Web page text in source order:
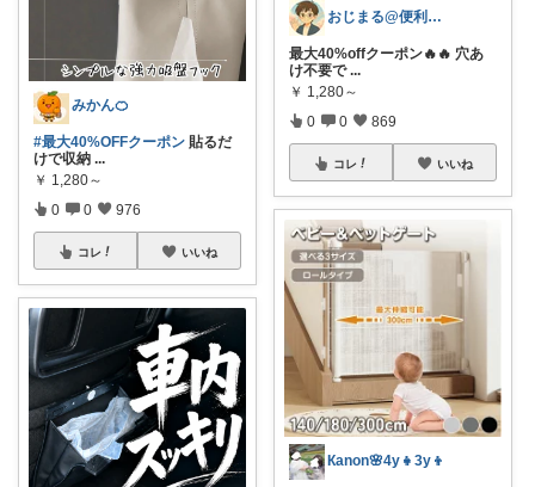
みかん🍊
#最大40%OFFクーポン 貼るだ
けで収納 ...
￥ 1,280～
0 0 976
コレ いいね
おじまる@便利雑貨🧼ファション👚
最大40%offクーポン🔥🔥 穴あ
け不要で ...
￥ 1,280～
0 0 869
コレ いいね
Кanon🌸4y👧3y👦